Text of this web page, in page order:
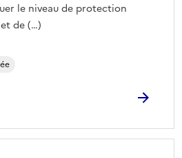
le niveau de protection
de (…)